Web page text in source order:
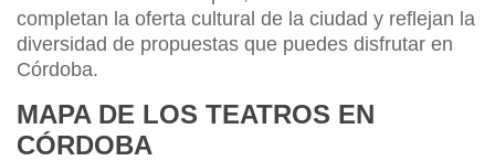
completan la oferta cultural de la ciudad y reflejan la
diversidad de propuestas que puedes disfrutar en
Córdoba.
MAPA DE LOS TEATROS EN
CÓRDOBA